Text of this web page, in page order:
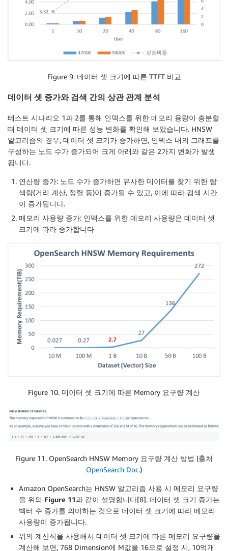
Figure 9. 데이터 셋 크기에 따른 TTFT 비교
데이터 셋 증가와 검색 간의 상관 관계 분석
테스트 시나리오 1과 2를 통해 인덱스를 위한 메모리 용량이 충분할
때 데이터 셋 크기에 따른 성능 변화를 확인해 보았습니다. HNSW
알고리즘의 경우, 데이터 셋 크기가 증가하면, 인덱스 내의 그래프를
구성하는 노드 수가 증가되어 크게 아래와 같은 2가지 변화가 발생
됩니다.
연산량 증가: 노드 수가 증가하면 유사한 데이터를 찾기 위한 탐
색량(거리 계산, 정렬 등)이 증가될 수 있고, 이에 따라 검색 시간
이 증가됩니다.
메모리 사용량 증가: 인덱스를 위한 메모리 사용량은 데이터 셋
크기에 따라 증가합니다
Figure 10. 데이터 셋 크기에 따른 Memory 요구량 계산
Figure 11. OpenSearch HNSW Memory 요구량 계산 방법 (출처
OpenSearch Doc.)
Amazon OpenSearch는 HNSW 알고리즘 사용 시 메모리 요구량
을 위의 Figure 11과 같이 설명합니다[8]. 데이터 셋 크기 증가는
벡터 수 증가를 의미하는 것으로 데이터 셋 크기에 따라 메모리
사용량이 증가됩니다.
위의 계산식을 사용해서 데이터 셋 크기에 따른 메모리 요구량을
계산해 보면, 768 Dimension에 M값을 16으로 설정 시, 10억개